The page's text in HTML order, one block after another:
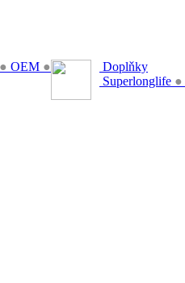
● OEM ●
Doplňky
Superlonglife ●